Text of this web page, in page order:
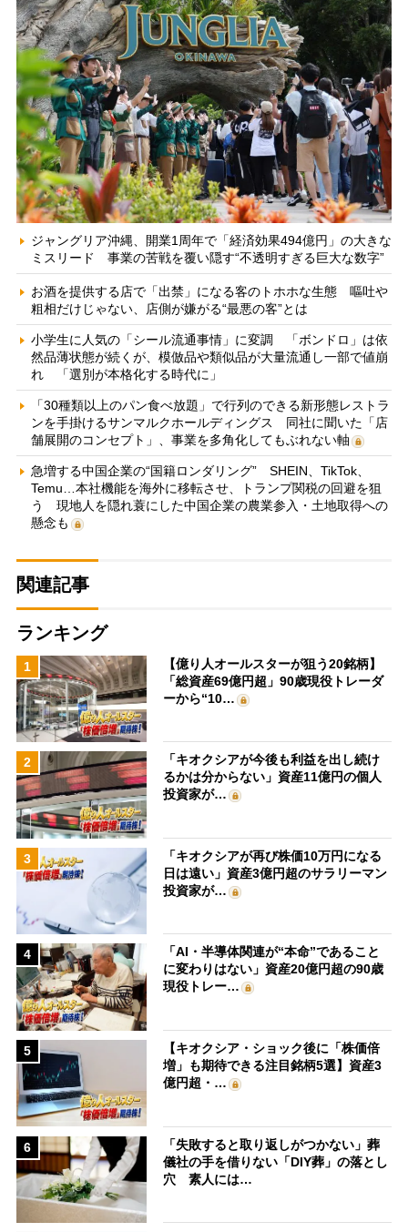
ジャングリア沖縄、開業1周年で「経済効果494億円」の大きな
ミスリード 事業の苦戦を覆い隠す“不透明すぎる巨大な数字”
お酒を提供する店で「出禁」になる客のトホホな生態 嘔吐や
粗相だけじゃない、店側が嫌がる“最悪の客”とは
小学生に人気の「シール流通事情」に変調 「ボンドロ」は依
然品薄状態が続くが、模倣品や類似品が大量流通し一部で値崩
れ 「選別が本格化する時代に」
「30種類以上のパン食べ放題」で行列のできる新形態レストラ
ンを手掛けるサンマルクホールディングス 同社に聞いた「店
舗展開のコンセプト」、事業を多角化してもぶれない軸
急増する中国企業の“国籍ロンダリング” SHEIN、TikTok、
Temu…本社機能を海外に移転させ、トランプ関税の回避を狙
う 現地人を隠れ蓑にした中国企業の農業参入・土地取得への
懸念も
関連記事
ランキング
1
【億り人オールスターが狙う20銘柄】
「総資産69億円超」90歳現役トレーダ
ーから“10…
2
「キオクシアが今後も利益を出し続け
るかは分からない」資産11億円の個人
投資家が…
3
「キオクシアが再び株価10万円になる
日は遠い」資産3億円超のサラリーマン
投資家が…
4
「AI・半導体関連が“本命”であること
に変わりはない」資産20億円超の90歳
現役トレー…
5
【キオクシア・ショック後に「株価倍
増」も期待できる注目銘柄5選】資産3
億円超・…
6
「失敗すると取り返しがつかない」葬
儀社の手を借りない「DIY葬」の落とし
穴 素人には…